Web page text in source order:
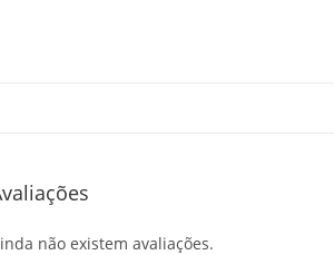
não existem avaliações.